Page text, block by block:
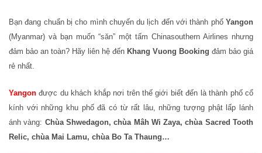
Bạn đang chuẩn bị cho mình chuyến du lịch đến với thành phố Yangon
(Myanmar) và bạn muốn “săn” một tấm Chinasouthern Airlines nhưng
đảm bảo an toàn? Hãy liên hệ đến Khang Vuong Booking đảm bảo giá
rẻ nhất.
Yangon được du khách khắp nơi trên thế giới biết đến là thành phố cổ
kính với những khu phố đã có từ rất lâu, những tượng phật lấp lánh
ánh vàng: Chùa Shwedagon, chùa Mâh Wi Zaya, chùa Sacred Tooth
Relic, chùa Mai Lamu, chùa Bo Ta Thaung…